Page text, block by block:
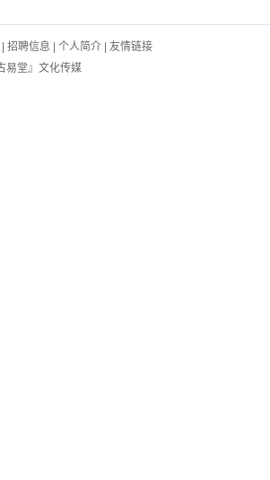
招聘信息 个人简介| 友情链接
堂』文化传媒